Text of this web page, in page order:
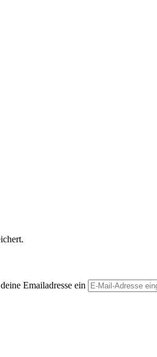
Emailadresse ein